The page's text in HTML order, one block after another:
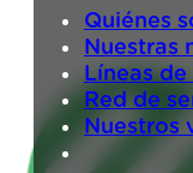
Quiénes
Nuestras
Líneas
Red de
Nuestros